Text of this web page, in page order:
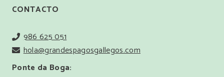
CONTACTO
986 625 051
hola@grandespagosgallegos.com
Ponte da Boga: